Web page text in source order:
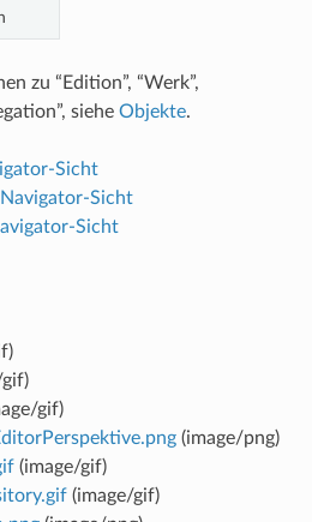
zu “Edition”, “Werk”,
siehe Objekte.
Sicht
Sicht
Sicht
gif)
(image/png)
(image/gif)
(image/gif)